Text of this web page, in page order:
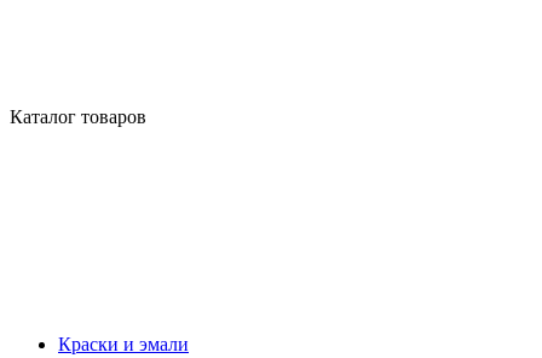
Каталог товаров
Краски и эмали